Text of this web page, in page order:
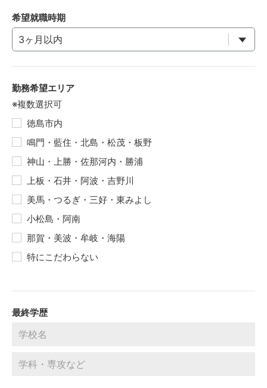
希望就職時期
勤務希望エリア
※複数選択可
徳島市内
鳴門・藍住・北島・松茂・板野
神山・上勝・佐那河内・勝浦
上板・石井・阿波・吉野川
美馬・つるぎ・三好・東みよし
小松島・阿南
那賀・美波・牟岐・海陽
特にこだわらない
最終学歴